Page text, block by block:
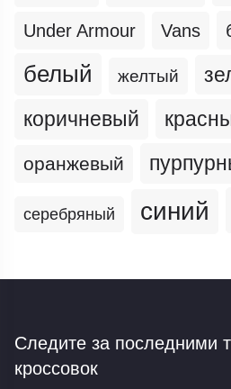
Under Armour Vans
белый желтый
коричневый
оранжевый
серебряный синий
Следите за последними
кроссовок